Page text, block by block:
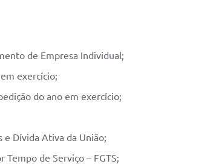
de Empresa Individual;
exercício;
do ano em exercício;
Dívida Ativa da União;
de Serviço – FGTS;